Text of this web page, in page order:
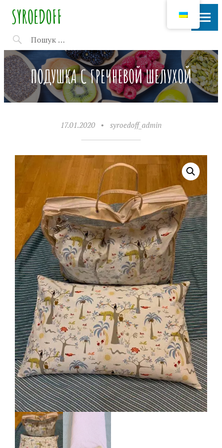
SYROEDOFF
ПОДУШКА С ГРЕЧНЕВОЙ ШЕЛУХОЙ
17.01.2020 • syroedoff_admin